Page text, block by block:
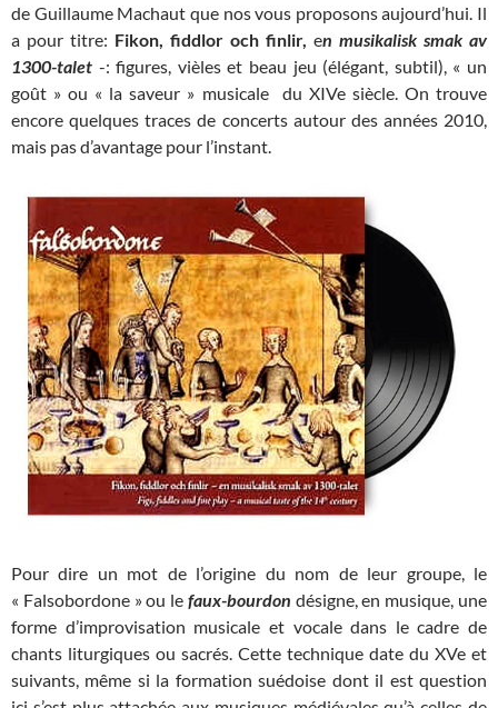
de Guillaume Machaut que nos vous proposons aujourd’hui. Il
a pour titre: Fikon, fiddlor och finlir, en musikalisk smak av
1300-talet -: figures, vièles et beau jeu (élégant, subtil), « un
goût » ou « la saveur » musicale du XIVe siècle. On trouve
encore quelques traces de concerts autour des années 2010,
mais pas d’avantage pour l’instant.
Pour dire un mot de l’origine du nom de leur groupe, le
« Falsobordone » ou le faux-bourdon désigne, en musique, une
forme d’improvisation musicale et vocale dans le cadre de
chants liturgiques ou sacrés. Cette technique date du XVe et
suivants, même si la formation suédoise dont il est question